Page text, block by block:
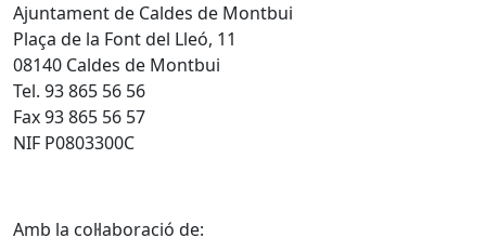
Ajuntament de Caldes de Montbui
Plaça de la Font del Lleó, 11
08140 Caldes de Montbui
Tel. 93 865 56 56
Fax 93 865 56 57
NIF P0803300C
Amb la col·laboració de: